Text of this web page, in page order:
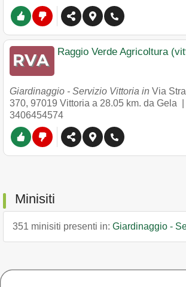
Raggio Verde Agricoltura
Giardinaggio - Servizio Vittoria in Via
370, 97019 Vittoria a 28.05 km. da Gela |
3406454574
Minisiti
351 minisiti presenti in: Giardinaggio -